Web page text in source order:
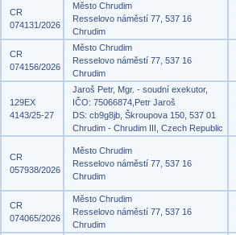
CR
074131/2026
Město Chrudim
Resselovo náměstí 77, 537 16
Chrudim
CR
074156/2026
Město Chrudim
Resselovo náměstí 77, 537 16
Chrudim
129EX
4143/25-27
Jaroš Petr, Mgr. - soudní exekutor,
IČO: 75066874,Petr Jaroš
DS: cb9g8jb, Škroupova 150, 537 01
Chrudim - Chrudim III, Czech Republic
CR
057938/2026
Město Chrudim
Resselovo náměstí 77, 537 16
Chrudim
CR
074065/2026
Město Chrudim
Resselovo náměstí 77, 537 16
Chrudim